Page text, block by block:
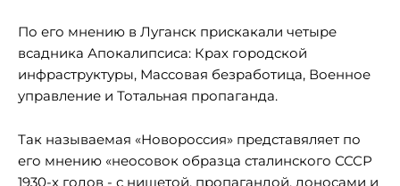
По его мнению в Луганск прискакали четыре
всадника Апокалипсиса: Крах городской
инфраструктуры, Массовая безработица, Военное
управление и Тотальная пропаганда.
Так называемая «Новороссия» представяляет по
его мнению «неосовок образца сталинского СССР
1930-х годов - с нищетой, пропагандой, доносами и